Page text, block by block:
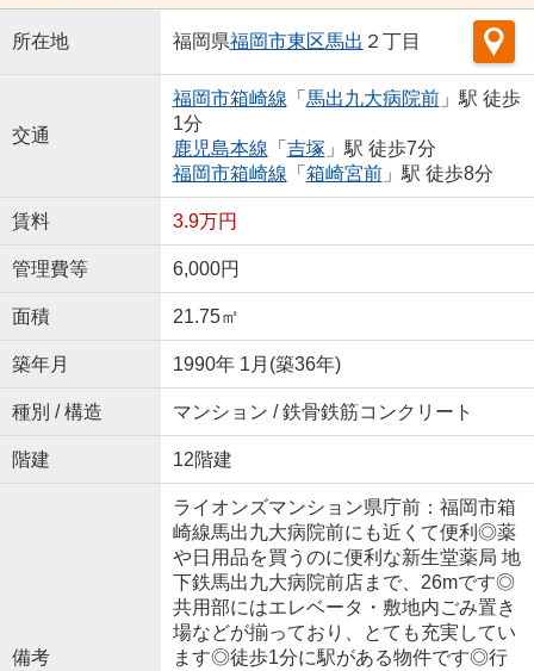
所在地 福岡県福岡市東区馬出 ２丁目
交通
福岡市箱崎線 「 馬出九大病院前」駅 徒歩
1分
鹿児島本線 「 吉塚 」駅 徒歩7分
福岡市箱崎線 「 箱崎宮前」駅 徒歩8分
賃料 3.9万円
管理費等 6,000円
面積 21.75㎡
築年月 1990年 1月(築36年)
種別 / 構造 マンション / 鉄骨鉄筋コンクリート
階建 12階建
備考
ライオンズマンション県庁前：福岡市箱
崎線馬出九大病院前にも近くて便利◎薬
や日用品を買うのに便利な新生堂薬局 地
下鉄馬出九大病院前店まで、26mです◎
共用部にはエレベータ・敷地内ごみ置き
場などが揃っており、とても充実してい
ます◎徒歩1分に駅がある物件です◎行